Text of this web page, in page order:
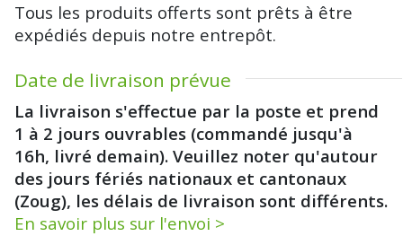
Tous les produits offerts sont prêts à être
expédiés depuis notre entrepôt.
Date de livraison prévue
La livraison s'effectue par la poste et prend
1 à 2 jours ouvrables (commandé jusqu'à
16h, livré demain). Veuillez noter qu'autour
des jours fériés nationaux et cantonaux
(Zoug), les délais de livraison sont différents.
En savoir plus sur l'envoi >